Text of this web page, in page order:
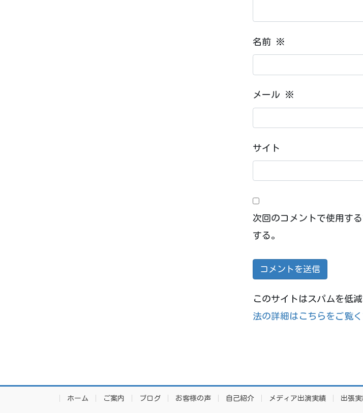
名前 ※
メール ※
サイト
次回のコメントで使用す
する。
このサイトはスパムを低
法の詳細はこちらをご覧
ホーム ご案内 ブログ お客様の声 自己紹介 メディア出演実績 出張